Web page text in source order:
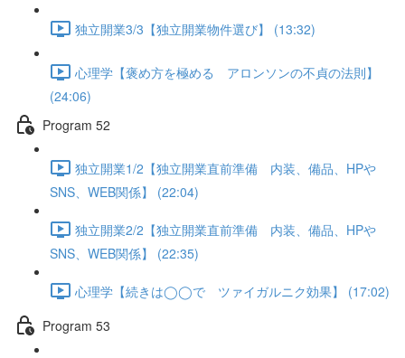
独立開業3/3【独立開業物件選び】 (13:32)
心理学【褒め方を極める アロンソンの不貞の法則】
(24:06)
Program 52
独立開業1/2【独立開業直前準備 内装、備品、HPや
SNS、WEB関係】 (22:04)
独立開業2/2【独立開業直前準備 内装、備品、HPや
SNS、WEB関係】 (22:35)
心理学【続きは◯◯で ツァイガルニク効果】 (17:02)
Program 53